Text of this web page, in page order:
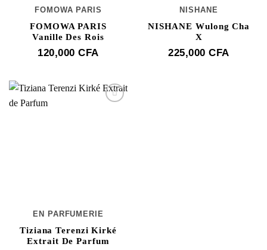
FOMOWA PARIS
FOMOWA PARIS
Vanille Des Rois
120,000CFA
NISHANE
NISHANE Wulong Cha
X
225,000CFA
EN PARFUMERIE
Tiziana Terenzi Kirké
Extrait De Parfum